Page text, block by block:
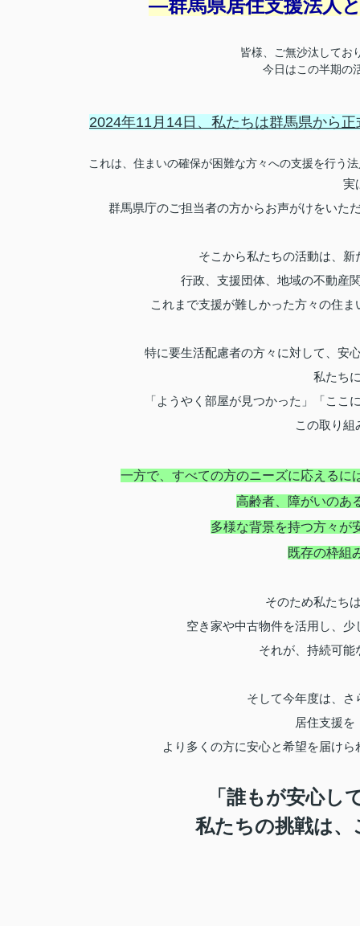
―群馬県居住支援法人
皆様、ご無沙汰してお
今日はこの半期の
2024年11月14日、私たちは群馬県から
これは、住まいの確保が困難な方々への支援を行
実
群馬県庁のご担当者の方からお声がけをいた
そこから私たちの活動は、
行政、支援団体、地域の不動産
これまで支援が難しかった方々の住
特に要生活配慮者の方々に対して、安
私たち
「ようやく部屋が見つかった」「こ
この取り組
一方で、すべての方のニーズに応える
高齢者、障がいのあ
多様な背景を持つ方々が
既存の枠組
そのため私たち
空き家や中古物件を活用し、
それが、持続可
そして今年度は、
居住支援を
より多くの方に安心と希望を届け
「誰もが安心し
私たちの挑戦は